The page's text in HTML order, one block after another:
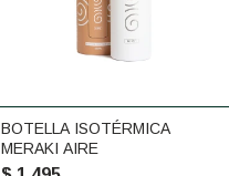
BOTELLA ISOTÉRMICA
MERAKI AIRE